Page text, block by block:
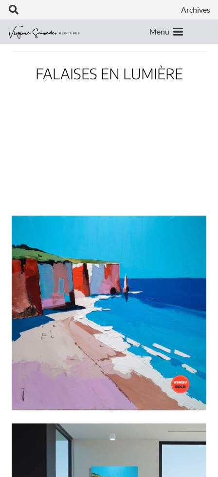
Archives
Menu
FALAISES EN LUMIÈRE